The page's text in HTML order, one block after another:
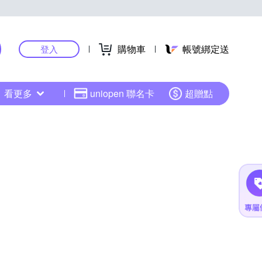
登入 購物車 帳號綁定送
看更多 uniopen 聯名卡 超贈點